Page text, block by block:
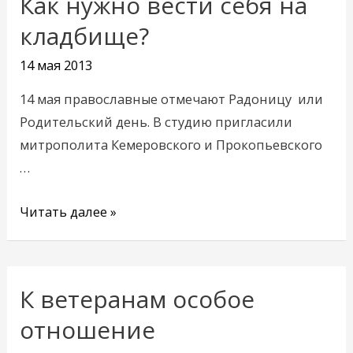
кладбище?
14 мая 2013
14 мая православные отмечают Радоницу или
Родительский день. В студию пригласили
митрополита Кемеровского и Прокопьевского
…
вести
себя
на
кладбище?
Читать далее »
К ветеранам особое
отношение
К
особое